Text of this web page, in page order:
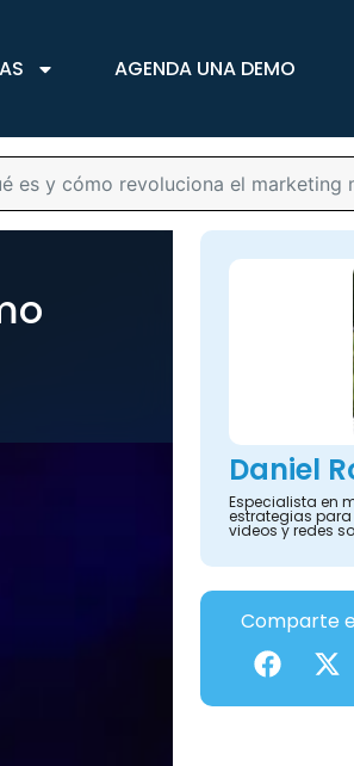
AGENDA UNA DEMO
es y cómo revoluciona el marketing
Daniel
Especialista en
estrategias para
videos y redes
Comparte